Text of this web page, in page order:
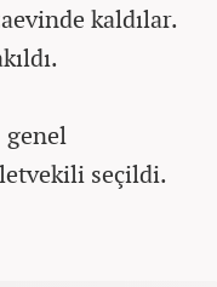
kaldılar.
genel
seçildi.